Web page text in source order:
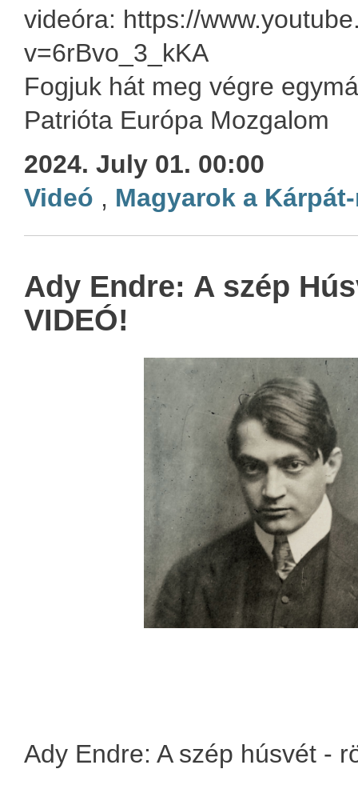
videóra: https://
v=6rBvo_3_kKA
Fogjuk hát meg végre
Patrióta Európa Mozgalom
2024. July 01. 00:00
Videó , Magyarok a
Ady Endre: A szép
VIDEÓ!
Ady Endre: A szép húsvét -